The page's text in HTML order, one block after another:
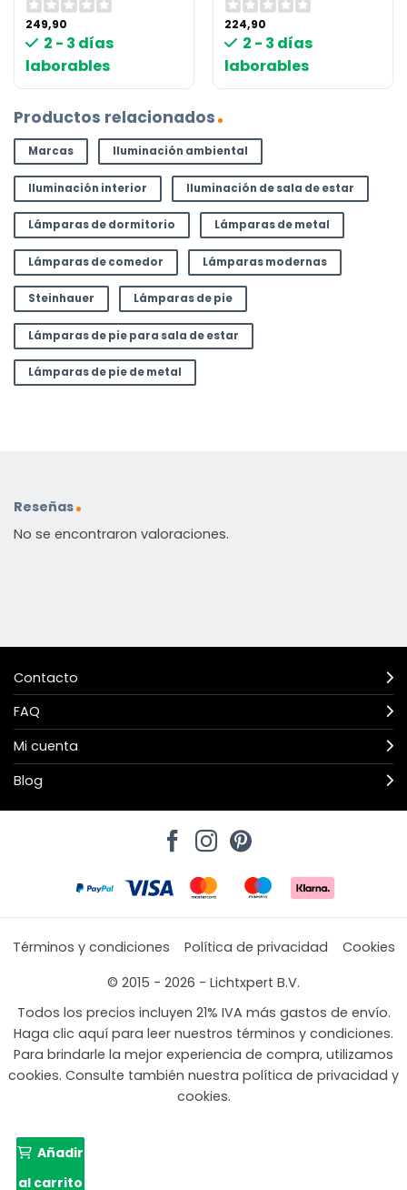
249,90
2 - 3 días
laborables
224,90
2 - 3 días
laborables
Productos relacionados
Marcas Iluminación ambiental
Iluminación interior Iluminación de sala de estar
Lámparas de dormitorio Lámparas de metal
Lámparas de comedor Lámparas modernas
Steinhauer Lámparas de pie
Lámparas de pie para sala de estar
Lámparas de pie de metal
Reseñas
No se encontraron valoraciones.
Contacto
FAQ
Mi cuenta
Blog
Términos y condiciones Política de privacidad
Cookies
© 2015 - 2026 - Lichtxpert B.V.
Todos los precios incluyen 21% IVA más gastos de envío.
Haga clic aquí para leer nuestros términos y condiciones.
Para brindarle la mejor experiencia de compra, utilizamos
cookies. Consulte también nuestra política de privacidad y
cookies.
Añadir
al carrito